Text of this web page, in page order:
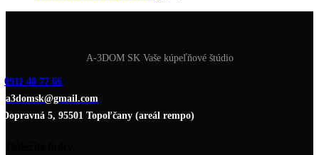
A-3DOM SK Vaše kúpeľňové štúdio
0911 40 77 66
a3domsk@gmail.com
Dopravná 5, 95501 Topoľčany (areál rempo)